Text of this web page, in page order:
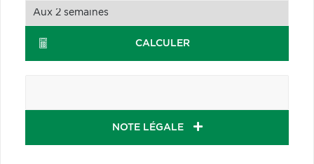
CALCULER
NOTE LÉGALE